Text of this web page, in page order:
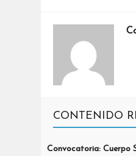
CONTENIDO
Convocatoria: Cuerpo